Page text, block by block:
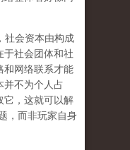
社会资本由构成
于社会团体和社
和网络联系才能
并不为个人占
它，这就可以解
，而非玩家自身